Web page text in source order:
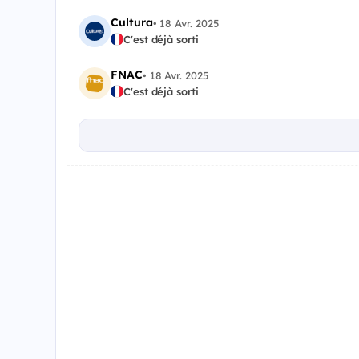
Cultura• 18 Avr. 2025
C'est déjà sorti
FNAC• 18 Avr. 2025
C'est déjà sorti